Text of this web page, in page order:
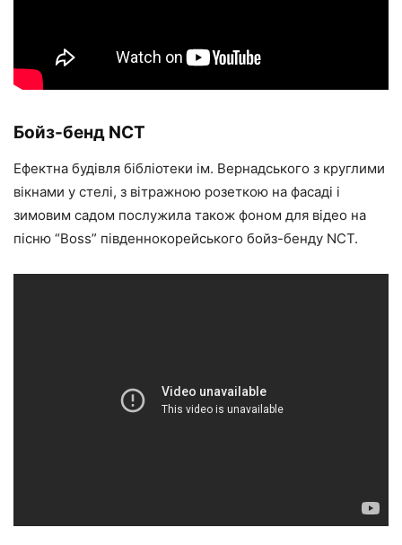
Бойз-бенд NCT
Ефектна будівля бібліотеки ім. Вернадського з круглими
вікнами у стелі, з вітражною розеткою на фасаді і
зимовим садом послужила також фоном для відео на
пісню “Boss” південнокорейського бойз-бенду NCT.